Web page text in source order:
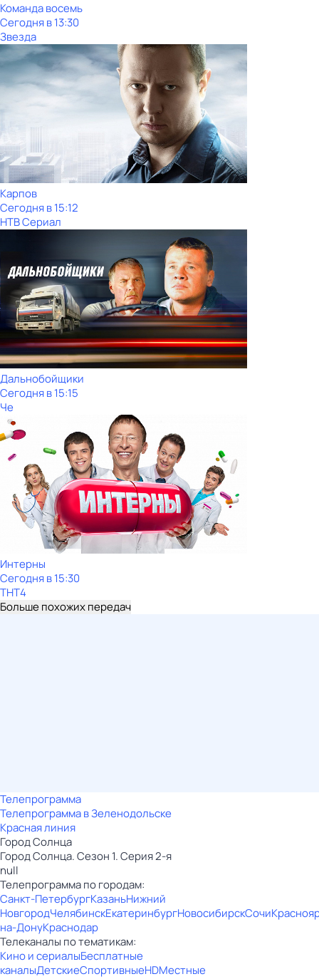
Команда восемь
Сегодня в 13:30
Звезда
Карпов
Сегодня в 15:12
НТВ Сериал
Дальнобойщики
Сегодня в 15:15
Че
Интерны
Сегодня в 15:30
ТНТ4
Больше похожих передач
Телепрограмма
Телепрограмма в Зеленодольске
Красная линия
Город Солнца
Город Солнца. Сезон 1. Серия 2-я
null
Телепрограмма по городам:
Санкт-ПетербургКазаньНижний
НовгородЧелябинскЕкатеринбургНовосибирскСочи
на-ДонуКраснодар
Телеканалы по тематикам:
Кино и сериалыБесплатные
каналыДетскиеСпортивныеHDМестные